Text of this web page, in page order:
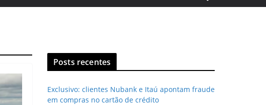
Posts recentes
Exclusivo: clientes Nubank e Itaú apontam fraude
em compras no cartão de crédito